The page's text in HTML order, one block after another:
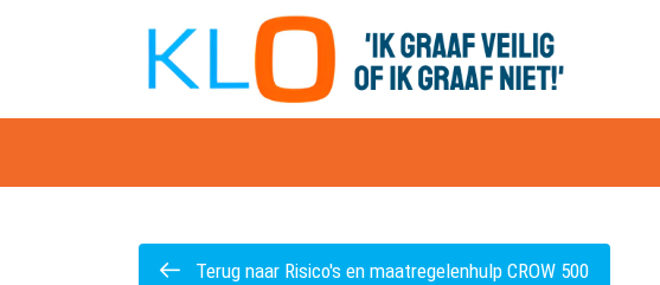
Terug naar Risico's en maatregelenhulp CROW 500